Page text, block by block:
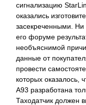
сигнализацию
оказались
засекреченными.
его форуме
необъяснимой
данные от
провести
которых оказалось,
A93 разработана
Таходатчик должен